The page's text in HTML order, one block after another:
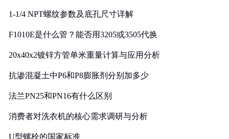
1-1/4 NPT螺纹参数及底孔尺寸详解
F1010E是什么管？能否用3205或3505代换
20x40x2镀锌方管单米重量计算与应用分析
抗渗混凝土中P6和P8膨胀剂分别加多少
法兰PN25和PN16有什么区别
消费者对洗衣机的核心需求调研与分析
U型螺栓的国家标准